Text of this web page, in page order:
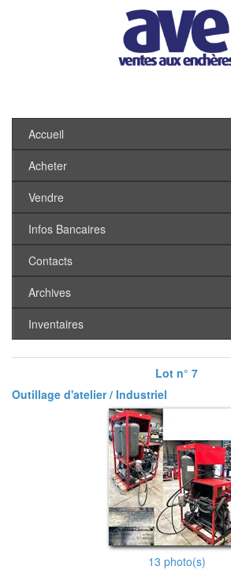
Accueil
Acheter
Vendre
Infos Bancaires
Contacts
Archives
Inventaires
Lot n° 7
Outillage d'atelier / Industriel
13 photo(s)